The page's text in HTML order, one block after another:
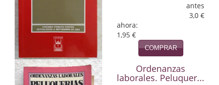
Literatura fantástica
Literatura hispanoamericana
Mafia y espionaje
antes
3,0 €
ahora:
1,95 €
COMPRAR
Ordenanzas
laborales. Peluquer...